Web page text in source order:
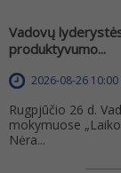
Vadovų
produktyvumo...
2026-08-26 10:00
Rugpjūčio 26 d.
mokymuose
Nėra...